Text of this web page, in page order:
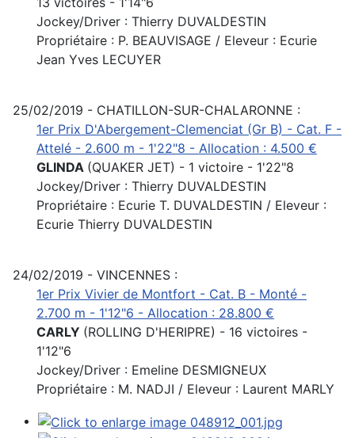
Jockey/Driver : Thierry DUVALDESTIN
Propriétaire : P. BEAUVISAGE / Eleveur : Ecurie
Jean Yves LECUYER
25/02/2019 - CHATILLON-SUR-CHALARONNE :
1er Prix D'Abergement-Clemenciat (Gr B) - Cat. F -
Attelé - 2.600 m - 1'22"8 - Allocation : 4.500 €
GLINDA (QUAKER JET) - 1 victoire - 1'22"8
Jockey/Driver : Thierry DUVALDESTIN
Propriétaire : Ecurie T. DUVALDESTIN / Eleveur :
Ecurie Thierry DUVALDESTIN
24/02/2019 - VINCENNES :
1er Prix Vivier de Montfort - Cat. B - Monté -
2.700 m - 1'12"6 - Allocation : 28.800 €
CARLY (ROLLING D'HERIPRE) - 16 victoires -
1'12"6
Jockey/Driver : Emeline DESMIGNEUX
Propriétaire : M. NADJI / Eleveur : Laurent MARLY